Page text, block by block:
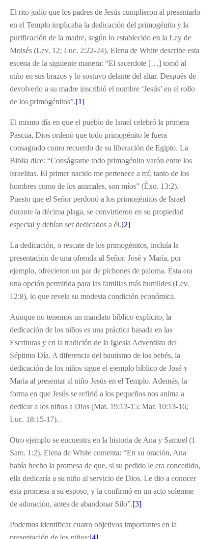
El rito judío que los padres de Jesús cumplieron al presentarlo
en el Templo implicaba la dedicación del primogénito y la
purificación de la madre, según lo establecido en la Ley de
Moisés (Lev. 12; Luc. 2:22-24). Elena de White describe esta
escena de la siguiente manera: “El sacerdote […] tomó al
niño en sus brazos y lo sostuvo delante del altar. Después de
devolverlo a su madre inscribió el nombre ‘Jesús’ en el rollo
de los primogénitos”.[1]
El mismo día en que el pueblo de Israel celebró la primera
Pascua, Dios ordenó que todo primogénito le fuera
consagrado como recuerdo de su liberación de Egipto. La
Biblia dice: “Conságrame todo primogénito varón entre los
israelitas. El primer nacido me pertenece a mí; tanto de los
hombres como de los animales, son míos” (Éxo. 13:2).
Puesto que el Señor perdonó a los primogénitos de Israel
durante la décima plaga, se convirtieron en su propiedad
especial y debían ser dedicados a él.[2]
La dedicación, o rescate de los primogénitos, incluía la
presentación de una ofrenda al Señor. José y María, por
ejemplo, ofrecieron un par de pichones de paloma. Esta era
una opción permitida para las familias más humildes (Lev.
12:8), lo que revela su modesta condición económica.
Aunque no tenemos un mandato bíblico explícito, la
dedicación de los niños es una práctica basada en las
Escrituras y en la tradición de la Iglesia Adventista del
Séptimo Día. A diferencia del bautismo de los bebés, la
dedicación de los niños sigue el ejemplo bíblico de José y
María al presentar al niño Jesús en el Templo. Además, la
forma en que Jesús se refirió a los pequeños nos anima a
dedicar a los niños a Dios (Mat. 19:13-15; Mar. 10:13-16;
Luc. 18:15-17).
Otro ejemplo se encuentra en la historia de Ana y Samuel (1
Sam. 1:2). Elena de White comenta: “En su oración, Ana
había hecho la promesa de que, si su pedido le era concedido,
ella dedicaría a su niño al servicio de Dios. Le dio a conocer
esta promesa a su esposo, y la confirmó en un acto solemne
de adoración, antes de abandonar Silo”.[3]
Podemos identificar cuatro objetivos importantes en la
presentación de los niños:[4]